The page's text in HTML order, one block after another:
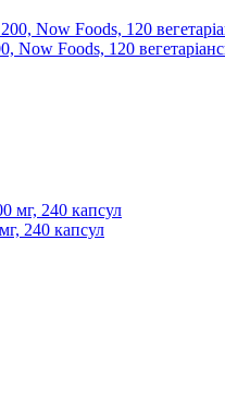
Now Foods, 120
240 капсул